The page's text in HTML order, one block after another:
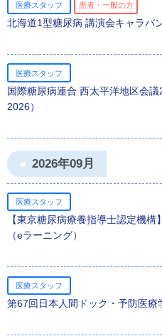
医療スタッフ 患者・一般の方
北海道1型糖尿病 講演会キャラバ
医療スタッフ
国際糖尿病連合 西太平洋地区会
2026）
2026年09月
医療スタッフ
【東京糖尿病療養指導士認定機
（eラーニング）
医療スタッフ
第67回日本人間ドック・予防医療